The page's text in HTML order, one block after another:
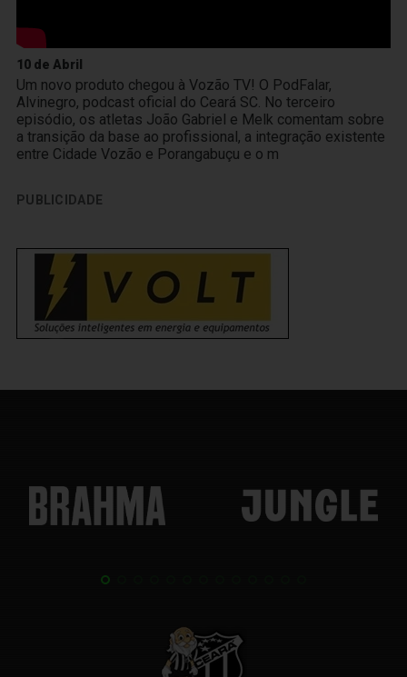
10 de Abril
Um novo produto chegou à Vozão TV! O PodFalar,
Alvinegro, podcast oficial do Ceará SC. No terceiro
episódio, os atletas João Gabriel e Melk comentam sobre
a transição da base ao profissional, a integração existente
entre Cidade Vozão e Porangabuçu e o m
PUBLICIDADE